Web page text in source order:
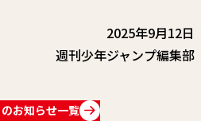
2025年9月12日
週刊少年ジャンプ編集部
お知らせ一覧